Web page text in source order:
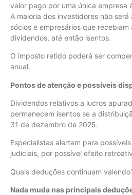
valor pago por uma única empresa
A maioria dos investidores não
sócios e empresários que recebiam
dividendos, até então isentos.
O imposto retido poderá ser
anual.
Pontos de atenção e possíveis
Dividendos relativos a lucros
permanecem isentos se a
31 de dezembro de 2025.
Especialistas alertam para
judiciais, por possível efeito
Quais deduções continuam
Nada muda nas principais